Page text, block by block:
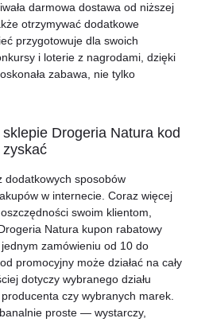
darmowa dostawa od niższej
otrzymywać dodatkowe
przygotowuje dla swoich
i loterie z nagrodami, dzięki
zabawa, nie tylko
Drogeria Natura kod
dodatkowych sposobów
w internecie. Coraz więcej
swoim klientom,
Natura kupon rabatowy
zamówieniu od 10 do
promocyjny może działać na cały
dotyczy wybranego działu
czy wybranych marek.
proste — wystarczy,